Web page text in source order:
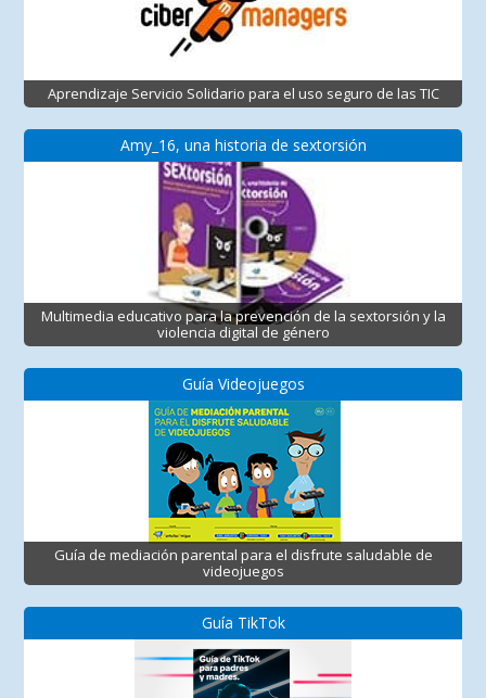
Aprendizaje Servicio Solidario para el uso seguro de las TIC
Amy_16, una historia de sextorsión
Multimedia educativo para la prevención de la sextorsión y la
violencia digital de género
Guía Videojuegos
Guía de mediación parental para el disfrute saludable de
videojuegos
Guía TikTok